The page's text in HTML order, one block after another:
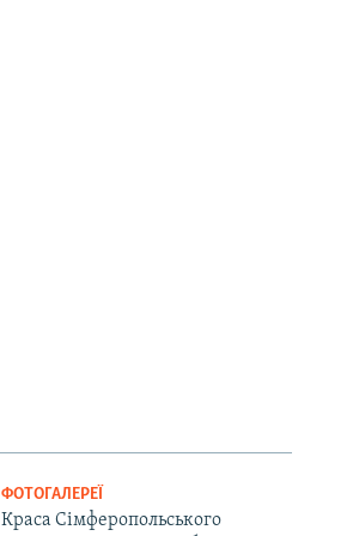
ФОТОГАЛЕРЕЇ
Краса Сімферопольського